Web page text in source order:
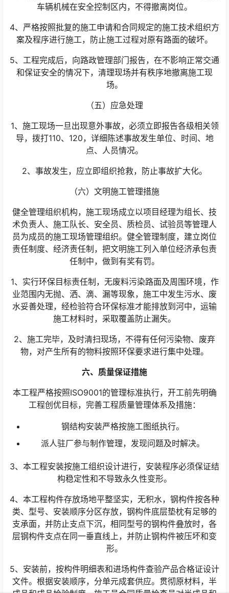
车辆机械在安全控制区内，不得撤离岗位。
4、严格按照批复的施工申请和合同规定的施工技术组织方
案及程序进行施工，防止施工过程对原有路面的破坏。
5、工程完成后，向路政管理部门报告，在不影响正常交通
和保证安全的情况下，清理现场并有秩序地撤离施工现
场。
（五）应急处理
1、施工现场一旦出现意外事故，必须立即报告各级相关领
导，拨打110、120，详细陈述事故发生单位、时间、地
点、人员情况。
2、事故发生，应立即组织抢救，防止事故扩大化。
（六）文明施工管理措施
健全管理组织机构，施工现场成立以项目经理为组长、技
术负责人、施工队长、安全员、质检员、试验员等管理人
员为成员的施工现场管理组织。健全管理制度，建立岗位
责任制度、经济责任制，把文明施工列入单位经济承包责
任制中，做到有奖有罚。
1、实行环保目标责任制，无废料污染路面及周围环境，作
业范围内无抛、洒、滴、漏等现象，施工中发生污水、废
水妥善处理，经检验符合环保标准才能排放到河中，运输
施工材料时，采取覆盖防止漏失。
2、施工完毕，及时清扫现场，不得有任何污染物、废弃
物，对产生所有的物料按照环保要求进行集中处理。
六、质量保证措施
本工程严格按照ISO9001的管理标准执行，开工前先明确
工程创优目标，完善工程质量管理体系及措施：
钢结构安装严格按施工图纸执行。
派人驻厂参与制作管理，发现问题及时解决。
3、本工程安装按施工组织设计进行，安装程序必须保证结
构稳定性和不导致永久性变形。
4、本工程构件存放场地平整坚实，无积水，钢构件按各种
类、型号、安装顺序分区存放，钢构件底层垫枕有足够的
支承面，并防止支点下沉，相同型号的钢构件叠放时，各
层钢构件支点在同一垂直线上，并防止钢构件被压坏和变
形。
5、安装前，按构件明细表和进场构件查验产品合格证设计
文件。根据安装顺序，分单元成套供应。贯彻原材料，半